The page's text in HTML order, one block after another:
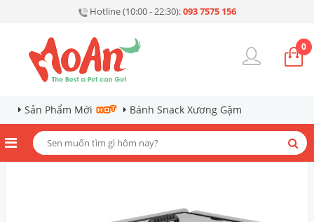
Hotline (10:00 - 22:30):093 7575 156
0
Sản Phẩm Mới Bánh Snack Xương Gặm